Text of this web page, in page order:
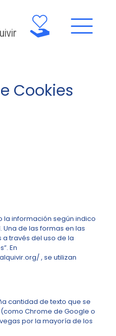
Cookies
la información según indico
de las formas en las
través del uso de la
En
, se utilizan
cantidad de texto que se
Chrome de Google o
por la mayoría de los